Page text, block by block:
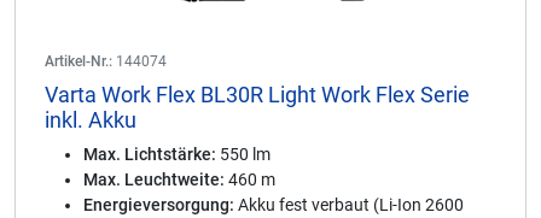
Artikel-Nr.: 144074
Varta Work Flex BL30R Light Work Flex Serie
inkl. Akku
Max. Lichtstärke: 550 lm
Max. Leuchtweite: 460 m
Energieversorgung: Akku fest verbaut (Li-Ion 2600